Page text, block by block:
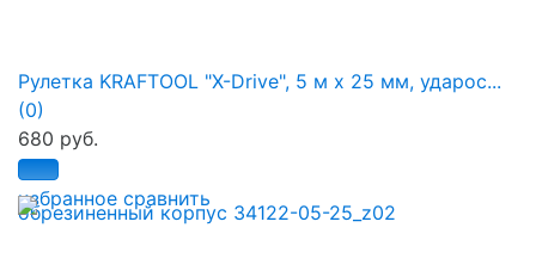
избранное сравнить
Рулетка KRAFTOOL "X-Drive", 5 м x 25 мм, ударос...
(0)
680 руб.